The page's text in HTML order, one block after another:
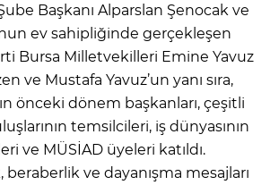
Başkanı Alparslan Şenocak ve
ev sahipliğinde gerçekleşen
Bursa Milletvekilleri Emine Yavuz
ve Mustafa Yavuz’un yanı sıra,
önceki dönem başkanları, çeşitli
temsilcileri, iş dünyasının
ve MÜSİAD üyeleri katıldı.
ve dayanışma mesajları